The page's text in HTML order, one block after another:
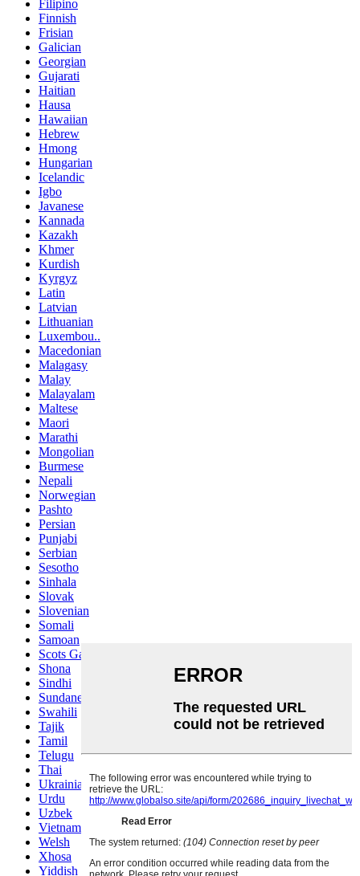
Filipino
Finnish
Frisian
Galician
Georgian
Gujarati
Haitian
Hausa
Hawaiian
Hebrew
Hmong
Hungarian
Icelandic
Igbo
Javanese
Kannada
Kazakh
Khmer
Kurdish
Kyrgyz
Latin
Latvian
Lithuanian
Luxembou..
Macedonian
Malagasy
Malay
Malayalam
Maltese
Maori
Marathi
Mongolian
Burmese
Nepali
Norwegian
Pashto
Persian
Punjabi
Serbian
Sesotho
Sinhala
Slovak
Slovenian
Somali
Samoan
Scots Gaelic
Shona
Sindhi
Sundanese
Swahili
Tajik
Tamil
Telugu
Thai
Ukrainian
Urdu
Uzbek
Vietnamese
Welsh
Xhosa
Yiddish